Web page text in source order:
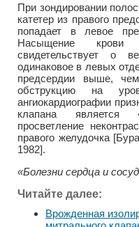
При зондировании
катетер из правого
попадает в левое
Насыщение крови
свидетельствует о
одинаковое в левых
предсердии выше,
обструкцию на
ангиокардиографии
клапана является
просветление
правого желудочка
1982].
«Болезни сердца и
Читайте далее:
Врожденная